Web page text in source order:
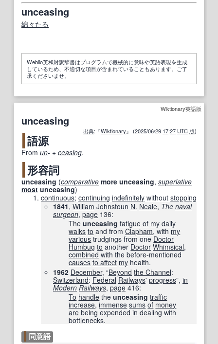
unceasing
綿々たる
Weblio英和対訳辞書はプログラムで機械的に意味や英語表現を生成
しているため、不適切な項目が含まれていることもあります。ご了
承くださいませ。
Wiktionary英語版
unceasing
出典:『Wiktionary』 (2025/06/29 17:27 UTC版)
語源
From un- +‎ ceasing.
形容詞
unceasing (comparative more unceasing, superlative
most unceasing)
continuous; continuing indefinitely without stopping
1841, William Johnstoun N. Neale, The naval
surgeon, page 136:
Theunceasing fatigue of my daily
walks to and fromClapham, with my
various trudgings from one Doctor
Humbug to another Doctor Whimsical,
combined with the before-mentioned
causes to affect my health.
1962 December, “Beyond the Channel:
Switzerland: Federal Railways' progress”, in
Modern Railways, page 416:
To handle theunceasing traffic
increase,immense sums of money
arebeing expended in dealing with
bottlenecks.
同意語